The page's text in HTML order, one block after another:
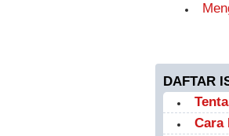
DAFTAR
Cara